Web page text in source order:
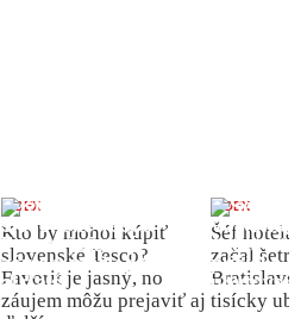
INDEX
Kto by mohol kúpiť
slovenské Tesco?
Favorit je jasný, no
záujem môžu prejaviť aj
INDEX
Šéf
začal
Bratislave
tisícky